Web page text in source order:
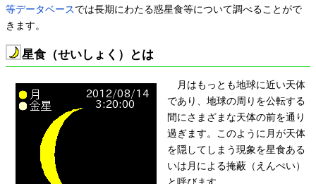
等データベースでは長期にわたる惑星食等について調べることがで
きます。
星食（せいしょく）とは
月はもっとも地球に近い天体
であり、地球の周りを公転する
間にさまざまな天体の前を通り
過ぎます。このように月が天体
を隠してしまう現象を星食ある
いは月による掩蔽（えんぺい）